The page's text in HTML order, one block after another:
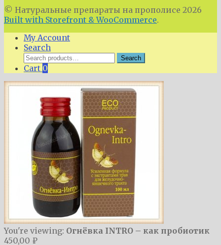
© Натуральные препараты на прополисе 2026
Built with Storefront & WooCommerce.
My Account
Search
Search
for:
Search
Cart 0
You're viewing: Огнёвка INTRO – как пробиотик
450,00 ₽